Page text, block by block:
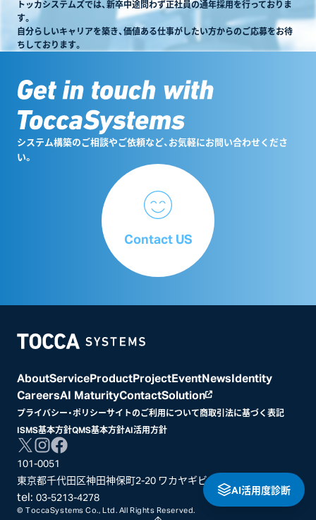
トッカシステムズでは、新卒中途問わず正社員の通年採用を行っておりま
す。
自分らしいキャリアを築き、価値ある仕事がしたい方からのご応募をお待
ちしております。
システム構築のご相談やご依頼など、お気軽にお問い合わせくださ
い。
Contact US
Home
AboutServiceProductProjectEventNewsIdentity
CareersAI MaturityContactSolution
プライバシー・ポリシーサイトのご利用について商取引法に基づく表記
ISMS基本方針QMS基本方針AI活用方針
101-0051
東京都千代田区神田神保町2-20 ワカヤギビル3階
tel: 03-5213-4278
© ToccaSystems Co., Ltd. All Rights Reserved.
AI活用度診断